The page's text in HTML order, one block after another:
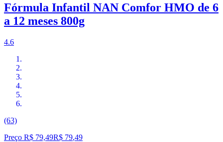
Fórmula Infantil NAN Comfor HMO de 6
a 12 meses 800g
4.6
(63)
Preço R$ 79,49R$ 79,49